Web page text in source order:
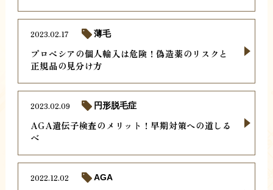
プロペシアの個人輸入は危険！偽造薬のリスクと
正規品の見分け方
2023.02.17 薄毛
AGA遺伝子検査のメリット！早期対策への道しる
べ
2023.02.09 円形脱毛症
2022.12.02 AGA